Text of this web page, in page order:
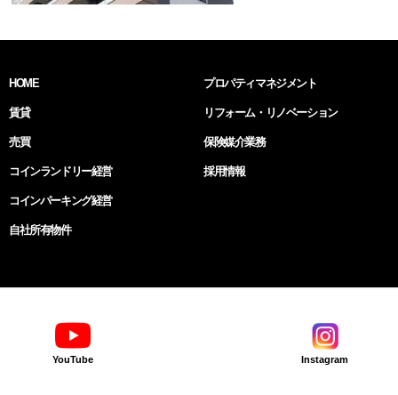
HOME
賃貸
売買
プロパティマネジメント
リフォーム・リノベーション
保険媒介業務
コインランドリー経営
コインパーキング経営
自社所有物件
採用情報
YouTube Instagram